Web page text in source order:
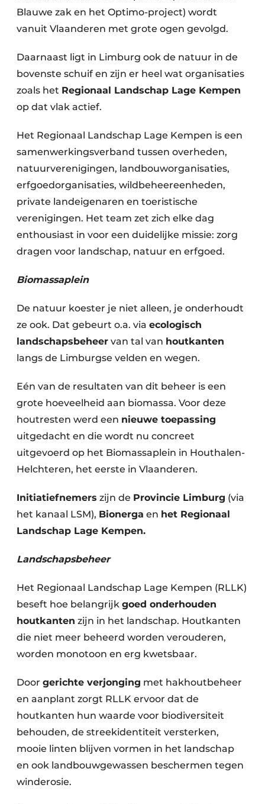
Metaalrecyclage
Papierafval
Textielrecyclage
Blauwe zak en het Optimo-project) wordt
vanuit Vlaanderen met grote ogen gevolgd.
Daarnaast ligt in Limburg ook de natuur in de
bovenste schuif en zijn er heel wat organisaties
zoals het Regionaal Landschap Lage Kempen
op dat vlak actief.
Het Regionaal Landschap Lage Kempen is een
samenwerkingsverband tussen overheden,
natuurverenigingen, landbouworganisaties,
erfgoedorganisaties, wildbeheereenheden,
private landeigenaren en toeristische
verenigingen. Het team zet zich elke dag
enthousiast in voor een duidelijke missie: zorg
dragen voor landschap, natuur en erfgoed.
Biomassaplein
De natuur koester je niet alleen, je onderhoudt
ze ook. Dat gebeurt o.a. via ecologisch
landschapsbeheer van tal van houtkanten
langs de Limburgse velden en wegen.
Eén van de resultaten van dit beheer is een
grote hoeveelheid aan biomassa. Voor deze
houtresten werd een nieuwe toepassing
uitgedacht en die wordt nu concreet
uitgevoerd op het Biomassaplein in Houthalen-
Helchteren, het eerste in Vlaanderen.
Initiatiefnemers zijn de Provincie Limburg (via
het kanaal LSM), Bionerga en het Regionaal
Landschap Lage Kempen.
Landschapsbeheer
Het Regionaal Landschap Lage Kempen (RLLK)
beseft hoe belangrijk goed onderhouden
houtkanten zijn in het landschap. Houtkanten
die niet meer beheerd worden verouderen,
worden monotoon en erg kwetsbaar.
Door gerichte verjonging met hakhoutbeheer
en aanplant zorgt RLLK ervoor dat de
houtkanten hun waarde voor biodiversiteit
behouden, de streekidentiteit versterken,
mooie linten blijven vormen in het landschap
en ook landbouwgewassen beschermen tegen
winderosie.